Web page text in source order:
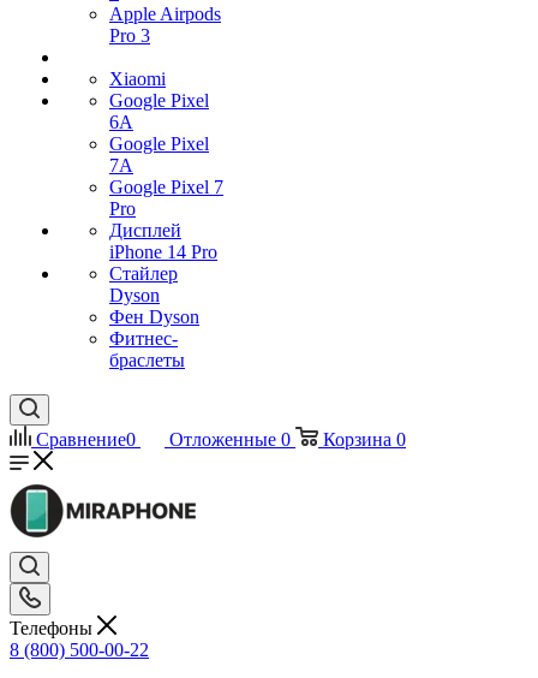
Apple Airpods
Pro 3
Xiaomi
Google Pixel
6A
Google Pixel
7А
Google Pixel 7
Pro
Дисплей
iPhone 14 Pro
Стайлер
Dyson
Фен Dyson
Фитнес-
браслеты
Сравнение0 Отложенные 0 Корзина 0
Телефоны
8 (800) 500-00-22